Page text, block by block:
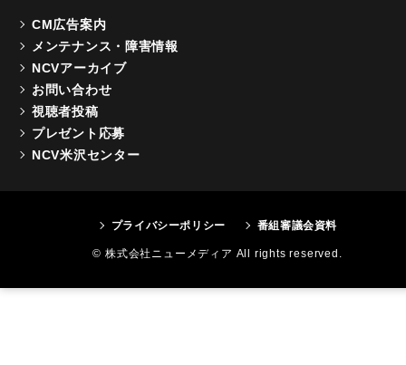
CM広告案内
メンテナンス・障害情報
NCVアーカイブ
お問い合わせ
視聴者投稿
プレゼント応募
NCV米沢センター
プライバシーポリシー 番組審議会資料
© 株式会社ニューメディア All rights reserved.